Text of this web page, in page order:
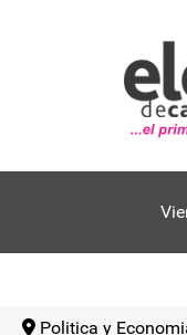
Politica y